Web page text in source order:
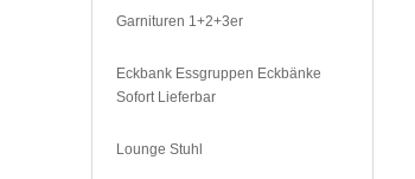
Garnituren 1+2+3er
Eckbank Essgruppen Eckbänke
Sofort Lieferbar
Lounge Stuhl